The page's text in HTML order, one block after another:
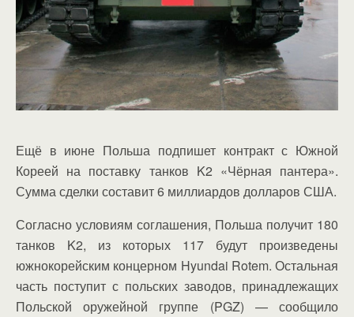
Ещё в июне Польша подпишет контракт с Южной
Кореей на поставку танков K2 «Чёрная пантера».
Сумма сделки составит 6 миллиардов долларов США.
Согласно условиям соглашения, Польша получит 180
танков K2, из которых 117 будут произведены
южнокорейским концерном Hyundai Rotem. Остальная
часть поступит с польских заводов, принадлежащих
Польской оружейной группе (PGZ) — сообщило